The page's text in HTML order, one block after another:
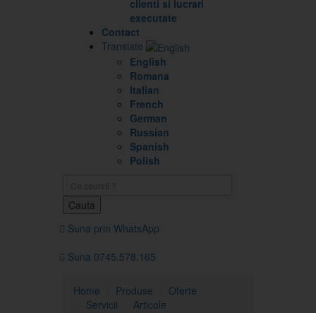
clienti si lucrari
executate
Contact
Translate
English
Romana
Italian
French
German
Russian
Spanish
Polish
Cauta
Suna prin WhatsApp
Suna 0745.578.165
Home Produse
Oferte
Servicii
Articole